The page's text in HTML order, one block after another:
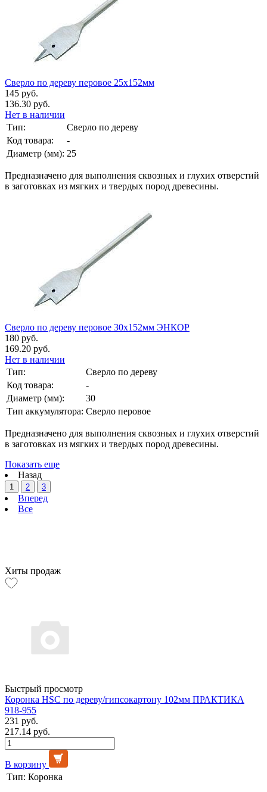
Сверло по дереву перовое 25х152мм
145 руб.
136.30 руб.
Нет в наличии
Тип:
Сверло по дереву
Код товара:
-
Диаметр (мм): 25
Предназначено для выполнения сквозных и глухих отверстий
в заготовках из мягких и твердых пород древесины.
Сверло по дереву перовое 30х152мм ЭНКОР
180 руб.
169.20 руб.
Нет в наличии
Тип:
Сверло по дереву
Код товара:
-
Диаметр (мм):
30
Тип аккумулятора: Сверло перовое
Предназначено для выполнения сквозных и глухих отверстий
в заготовках из мягких и твердых пород древесины.
Показать еще
Назад
1 2 3
Вперед
Все
Хиты продаж
Быстрый просмотр
Коронка HSC по дереву/гипсокартону 102мм ПРАКТИКА
918-955
231 руб.
217.14 руб.
В корзину
Тип: Коронка